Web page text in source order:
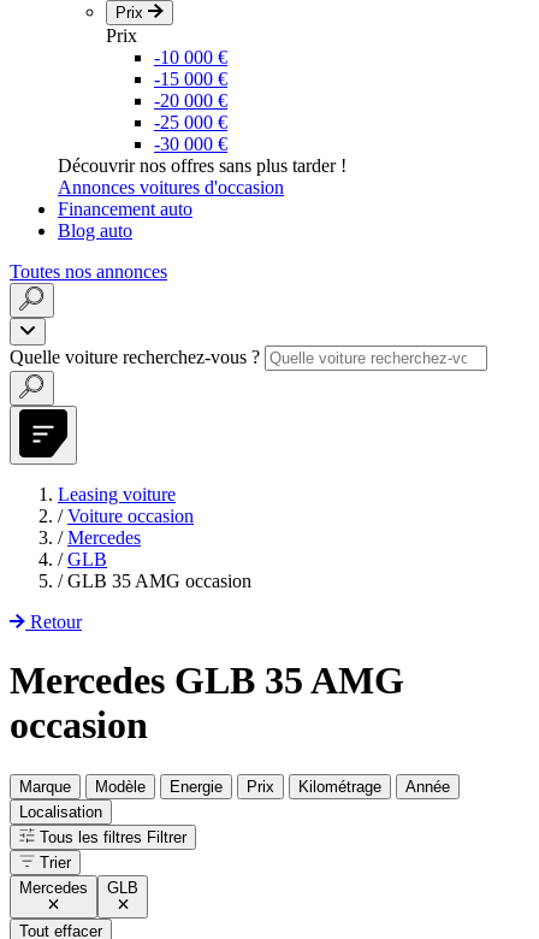
Prix
Prix
-10 000 €
-15 000 €
-20 000 €
-25 000 €
-30 000 €
Découvrir nos offres sans plus tarder !
Annonces voitures d'occasion
Financement auto
Blog auto
Toutes nos annonces
Quelle voiture recherchez-vous ?
Leasing voiture
/ Voiture occasion
/ Mercedes
/ GLB
/ GLB 35 AMG occasion
Retour
Mercedes GLB 35 AMG
occasion
Marque Modèle Energie Prix Kilométrage
Année
Localisation
Tous les filtres Filtrer
Trier
Mercedes
GLB
Tout effacer